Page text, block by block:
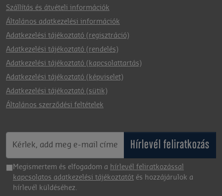
Szállítás és átvételi információk
Általános adatkezelési információk
Adatkezelési tájékoztató (regisztráció)
Adatkezelési tájékoztató (rendelés)
Adatkezelési tájékoztató (kapcsolattartás)
Adatkezelési tájékoztató (képviselet)
Adatkezelési tájékoztató (sütik)
Általános szerződési feltételek
Hírlevél feliratkozás
Megismertem és elfogadom a hírlevél feliratkozással
kapcsolatos adatkezelési tájékoztatót és hozzájárulok a
hírlevél küldéséhez.